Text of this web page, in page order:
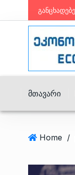
Მთავარი
Home /